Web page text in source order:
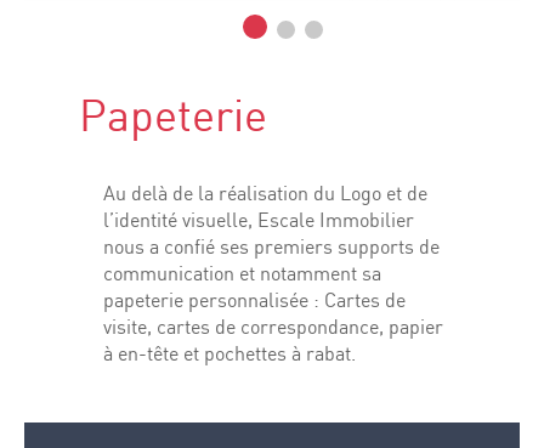
Papeterie
Au delà de la réalisation du Logo et de
l’identité visuelle, Escale Immobilier
nous a confié ses premiers supports de
communication et notamment sa
papeterie personnalisée : Cartes de
visite, cartes de correspondance, papier
à en-tête et pochettes à rabat.